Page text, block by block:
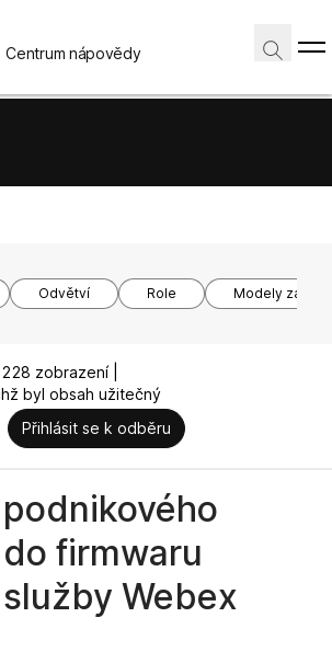
Centrum nápovědy
Odvětví Role Modely
zobrazení |
byl obsah užitečný
Přihlásit se k odběru
firmwaru
Webex